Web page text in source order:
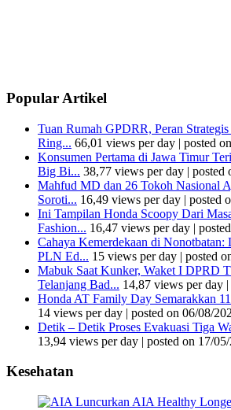
Popular Artikel
Tuan Rumah GPDRR, Peran
Ring... 66,01 views per day | posted
Konsumen Pertama di Jawa Timur
Big Bi... 38,77 views per day | posted
Mahfud MD dan 26 Tokoh Nasional
Soroti... 16,49 views per day | posted
Ini Tampilan Honda Scoopy Dari
Fashion... 16,47 views per day |
Cahaya Kemerdekaan di Nonotbatan:
PLN Ed... 15 views per day | posted
Mabuk Saat Kunker, Waket I DPRD
Telanjang Bad... 14,87 views per day |
Honda AT Family Day Semarakkan
14 views per day | posted on 06/08/
Detik – Detik Proses Evakuasi Tiga
13,94 views per day | posted on 17/
Kesehatan